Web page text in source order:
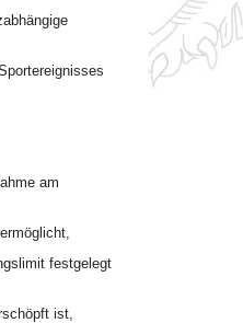
am
festgelegt
ist,